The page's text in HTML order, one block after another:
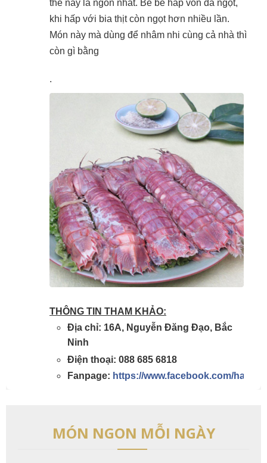
thế này là ngon nhất. Bề bề hấp vốn đã ngọt,
khi hấp với bia thịt còn ngọt hơn nhiều lần.
Món này mà dùng để nhâm nhi cùng cả nhà thì
còn gì bằng
.
THÔNG TIN THAM KHẢO:
Địa chỉ: 16A, Nguyễn Đăng Đạo, Bắc
Ninh
Điện thoại: 088 685 6818
Fanpage: https://www.facebook.com/
MÓN NGON MỖI NGÀY